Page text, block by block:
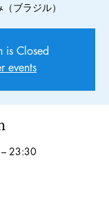
ブラジル）
is Closed
events
23:30